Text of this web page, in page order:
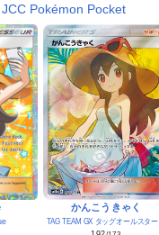
JCC Pokémon Pocket
かんこうきゃく
TAG TEAM GX タッグオールスタ